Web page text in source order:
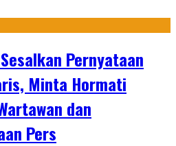
Pernyataan
Minta Hormati
dan
Pers